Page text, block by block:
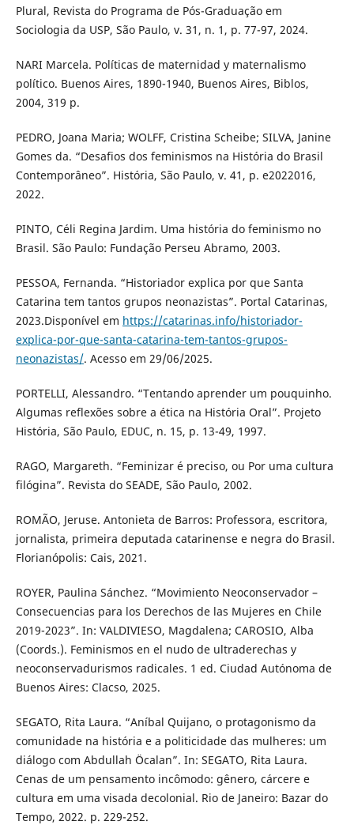
Plural, Revista do Programa de Pós-Graduação em
Sociologia da USP, São Paulo, v. 31, n. 1, p. 77-97, 2024.
NARI Marcela. Políticas de maternidad y maternalismo
político. Buenos Aires, 1890-1940, Buenos Aires, Biblos,
2004, 319 p.
PEDRO, Joana Maria; WOLFF, Cristina Scheibe; SILVA, Janine
Gomes da. “Desafios dos feminismos na História do Brasil
Contemporâneo”. História, São Paulo, v. 41, p. e2022016,
2022.
PINTO, Céli Regina Jardim. Uma história do feminismo no
Brasil. São Paulo: Fundação Perseu Abramo, 2003.
PESSOA, Fernanda. “Historiador explica por que Santa
Catarina tem tantos grupos neonazistas”. Portal Catarinas,
2023.Disponível em https://catarinas.info/historiador-
explica-por-que-santa-catarina-tem-tantos-grupos-
neonazistas/. Acesso em 29/06/2025.
PORTELLI, Alessandro. “Tentando aprender um pouquinho.
Algumas reflexões sobre a ética na História Oral”. Projeto
História, São Paulo, EDUC, n. 15, p. 13-49, 1997.
RAGO, Margareth. “Feminizar é preciso, ou Por uma cultura
filógina”. Revista do SEADE, São Paulo, 2002.
ROMÃO, Jeruse. Antonieta de Barros: Professora, escritora,
jornalista, primeira deputada catarinense e negra do Brasil.
Florianópolis: Cais, 2021.
ROYER, Paulina Sánchez. “Movimiento Neoconservador –
Consecuencias para los Derechos de las Mujeres en Chile
2019-2023”. In: VALDIVIESO, Magdalena; CAROSIO, Alba
(Coords.). Feminismos en el nudo de ultraderechas y
neoconservadurismos radicales. 1 ed. Ciudad Autónoma de
Buenos Aires: Clacso, 2025.
SEGATO, Rita Laura. “Aníbal Quijano, o protagonismo da
comunidade na história e a politicidade das mulheres: um
diálogo com Abdullah Öcalan”. In: SEGATO, Rita Laura.
Cenas de um pensamento incômodo: gênero, cárcere e
cultura em uma visada decolonial. Rio de Janeiro: Bazar do
Tempo, 2022. p. 229-252.